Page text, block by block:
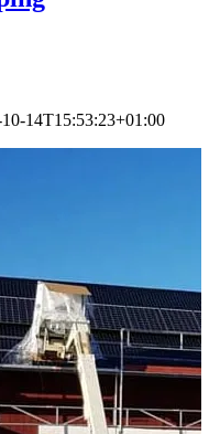
14T15:53:23+01:00